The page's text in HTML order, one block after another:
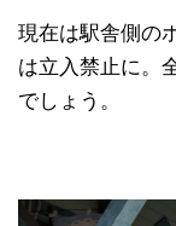
現在は駅舎側の
は立入禁止に。
でしょう。